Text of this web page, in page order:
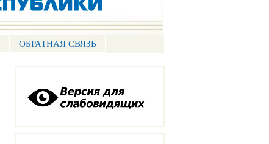
ОБРАТНАЯ СВЯЗЬ